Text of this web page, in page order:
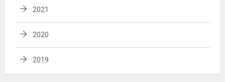
2021
2020
2019